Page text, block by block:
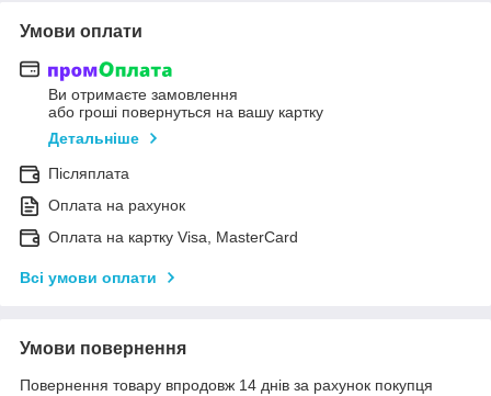
Умови оплати
Ви отримаєте замовлення
або гроші повернуться на вашу картку
Детальніше
Післяплата
Оплата на рахунок
Оплата на картку Visa, MasterCard
Всі умови оплати
Умови повернення
Повернення товару впродовж 14 днів за рахунок покупця